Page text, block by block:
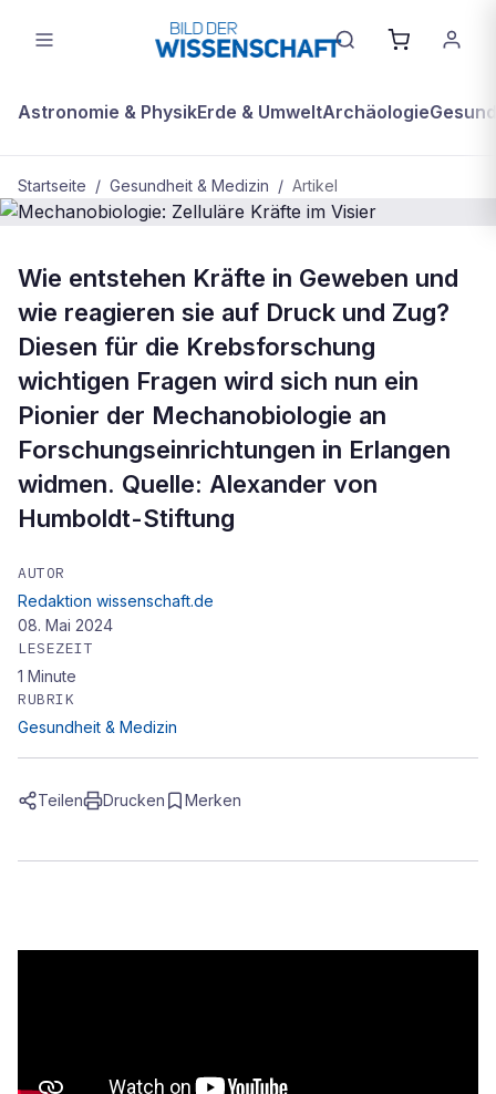
Astronomie & PhysikErde & UmweltArchäologie
Startseite / Gesundheit & Medizin / Artikel
Mechanobiologie: Zelluläre Kräfte im
Visier
Wie entstehen Kräfte in Geweben und
wie reagieren sie auf Druck und Zug?
Diesen für die Krebsforschung
wichtigen Fragen wird sich nun ein
Pionier der Mechanobiologie an
Forschungseinrichtungen in Erlangen
widmen. Quelle: Alexander von
Humboldt-Stiftung
AUTOR
Redaktion wissenschaft.de
08. Mai 2024
LESEZEIT
1 Minute
RUBRIK
Gesundheit & Medizin
Teilen Drucken Merken